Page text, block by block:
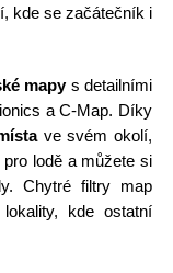
kde se začátečník i
mapys detailními
a C-Map. Díky
ve svém okolí,
lodě a můžete si
Chytré filtry map
kde ostatní